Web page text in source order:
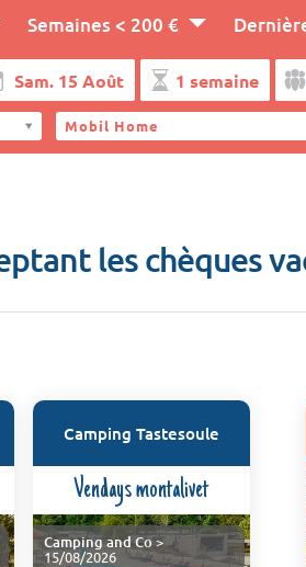
Semaines < 200 €
Mobil Home
les chèques
Camping Tastesoule
Vendays montalivet
Camping and Co>
15/08/2026